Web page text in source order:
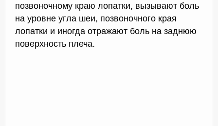
позвоночному краю лопатки, вызывают боль
на уровне угла шеи, позвоночного края
лопатки и иногда отражают боль на заднюю
поверхность плеча.